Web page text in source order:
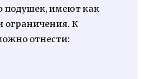
имеют как
ограничения. К
отнести: